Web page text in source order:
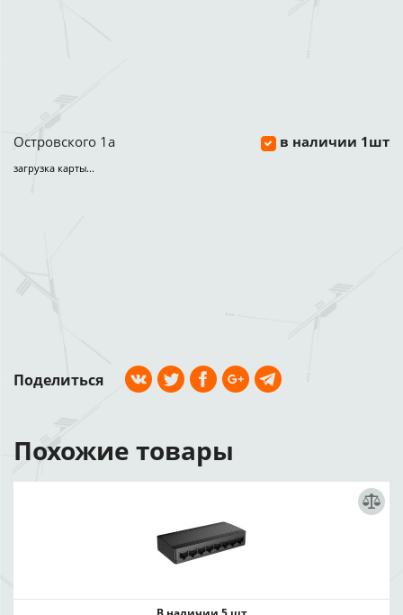
Островского 1а в наличии 1шт
загрузка карты...
Поделиться
Похожие товары